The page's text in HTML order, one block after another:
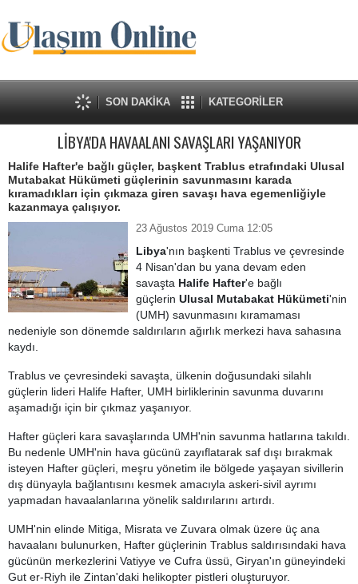
SON DAKİKA KATEGORİLER
LİBYA'DA HAVAALANI SAVAŞLARI YAŞANIYOR
Halife Hafter'e bağlı güçler, başkent Trablus etrafındaki Ulusal
Mutabakat Hükümeti güçlerinin savunmasını karada
kıramadıkları için çıkmaza giren savaşı hava egemenliğiyle
kazanmaya çalışıyor.
23 Ağustos 2019 Cuma 12:05
Libya'nın başkenti Trablus ve çevresinde
4 Nisan'dan bu yana devam eden
savaşta Halife Hafter'e bağlı
güçlerin Ulusal Mutabakat Hükümeti'nin
(UMH) savunmasını kıramaması
nedeniyle son dönemde saldırıların ağırlık merkezi hava sahasına
kaydı.
Trablus ve çevresindeki savaşta, ülkenin doğusundaki silahlı
güçlerin lideri Halife Hafter, UMH birliklerinin savunma duvarını
aşamadığı için bir çıkmaz yaşanıyor.
Hafter güçleri kara savaşlarında UMH'nin savunma hatlarına takıldı.
Bu nedenle UMH'nin hava gücünü zayıflatarak saf dışı bırakmak
isteyen Hafter güçleri, meşru yönetim ile bölgede yaşayan sivillerin
dış dünyayla bağlantısını kesmek amacıyla askeri-sivil ayrımı
yapmadan havaalanlarına yönelik saldırılarını artırdı.
UMH'nin elinde Mitiga, Misrata ve Zuvara olmak üzere üç ana
havaalanı bulunurken, Hafter güçlerinin Trablus saldırısındaki hava
gücünün merkezlerini Vatiyye ve Cufra üssü, Giryan'ın güneyindeki
Gut er-Riyh ile Zintan'daki helikopter pistleri oluşturuyor.